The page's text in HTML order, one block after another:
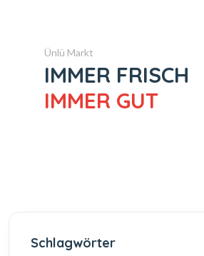
Ünlü Markt
IMMER FRISCH
IMMER GUT
Schlagwörter